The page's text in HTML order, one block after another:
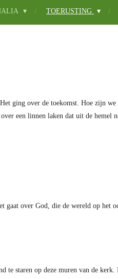
TOERUSTING
ging over de toekomst. Hoe zijn
een linnen laken dat uit de hemel
gaat over God, die de wereld op het
te staren op deze muren van de